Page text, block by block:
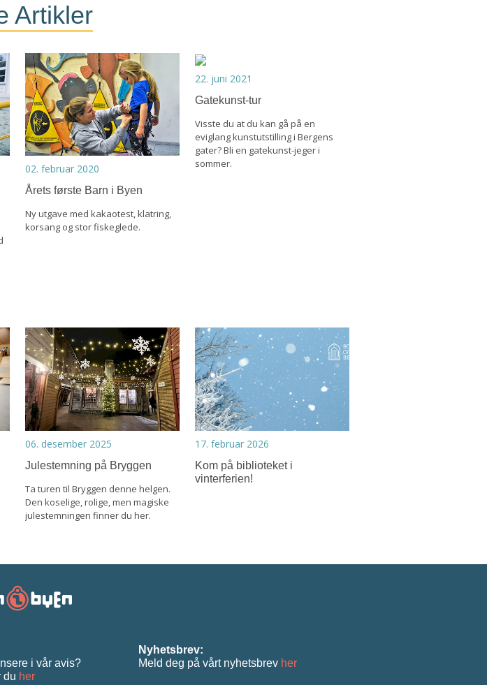
Artikler
02. februar 2020
Årets første Barn i Byen
Ny utgave med kakaotest, klatring,
korsang og stor fiskeglede.
22. juni 2021
Gatekunst-tur
Visste du at du kan gå på en
eviglang kunstutstilling i Bergens
gater? Bli en gatekunst-jeger i
sommer.
06. desember 2025
Julestemning på Bryggen
Ta turen til Bryggen denne helgen.
Den koselige, rolige, men magiske
julestemningen finner du her.
17. februar 2026
Kom på biblioteket i
vinterferien!
i vår avis?
du her
Nyhetsbrev:
Meld deg på vårt nyhetsbrev her